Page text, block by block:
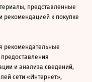
представленные
рекомендацией к покупке
рекомендательные
и анализа сведений,
сети «Интернет»,